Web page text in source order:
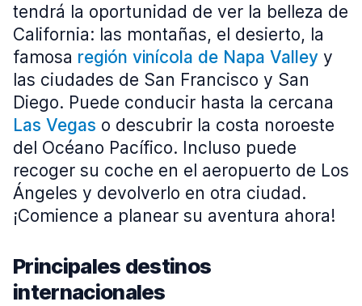
tendrá la oportunidad de ver la belleza de
California: las montañas, el desierto, la
famosa región vinícola de Napa Valley y
las ciudades de San Francisco y San
Diego. Puede conducir hasta la cercana
Las Vegas o descubrir la costa noroeste
del Océano Pacífico. Incluso puede
recoger su coche en el aeropuerto de Los
Ángeles y devolverlo en otra ciudad.
¡Comience a planear su aventura ahora!
Principales destinos
internacionales